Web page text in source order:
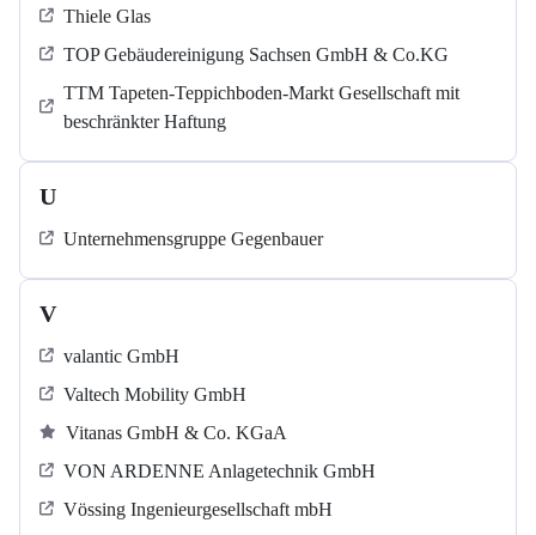
Thiele Glas
TOP Gebäudereinigung Sachsen GmbH & Co.KG
TTM Tapeten-Teppichboden-Markt Gesellschaft mit
beschränkter Haftung
U
Unternehmensgruppe Gegenbauer
V
valantic GmbH
Valtech Mobility GmbH
Vitanas GmbH & Co. KGaA
VON ARDENNE Anlagetechnik GmbH
Vössing Ingenieurgesellschaft mbH